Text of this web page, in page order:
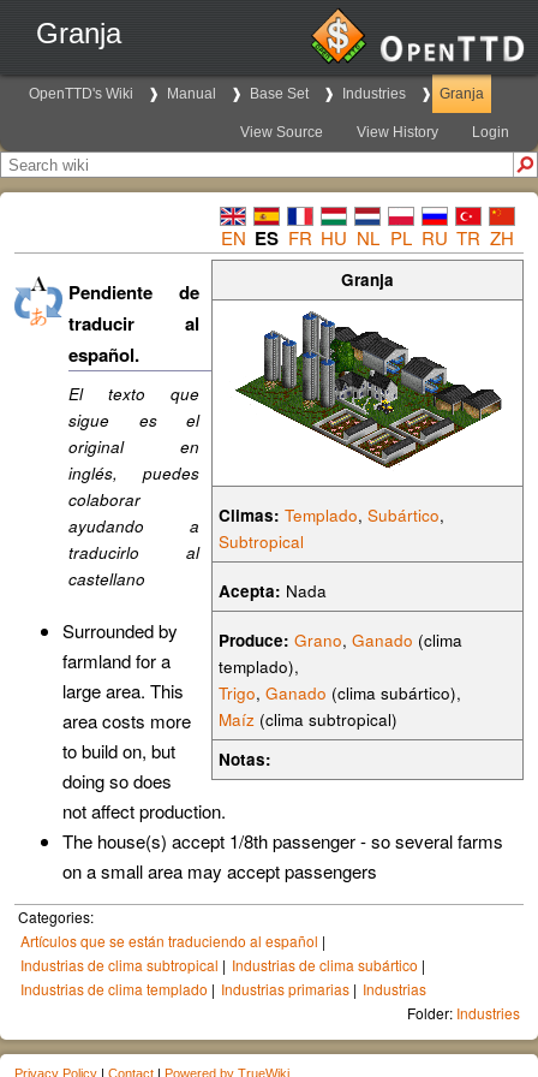
Granja
OpenTTD's Wiki Manual Base Set Industries Granja
View Source View History Login
EN ES FR HU NL PL RU TR ZH
Granja
Climas: Templado, Subártico,
Subtropical
Acepta: Nada
Produce: Grano, Ganado (clima
templado),
Trigo, Ganado (clima subártico),
Maíz (clima subtropical)
Notas:
Pendiente de
traducir al
español.
El texto que
sigue es el
original en
inglés, puedes
colaborar
ayudando a
traducirlo al
castellano
Surrounded by
farmland for a
large area. This
area costs more
to build on, but
doing so does
not affect production.
The house(s) accept 1/8th passenger - so several farms
on a small area may accept passengers
Categories:
Artículos que se están traduciendo al español
Industrias de clima subtropical
Industrias de clima subártico
Industrias de clima templado
Industrias primarias
Industrias
Folder: Industries
Privacy Policy | Contact | Powered by TrueWiki